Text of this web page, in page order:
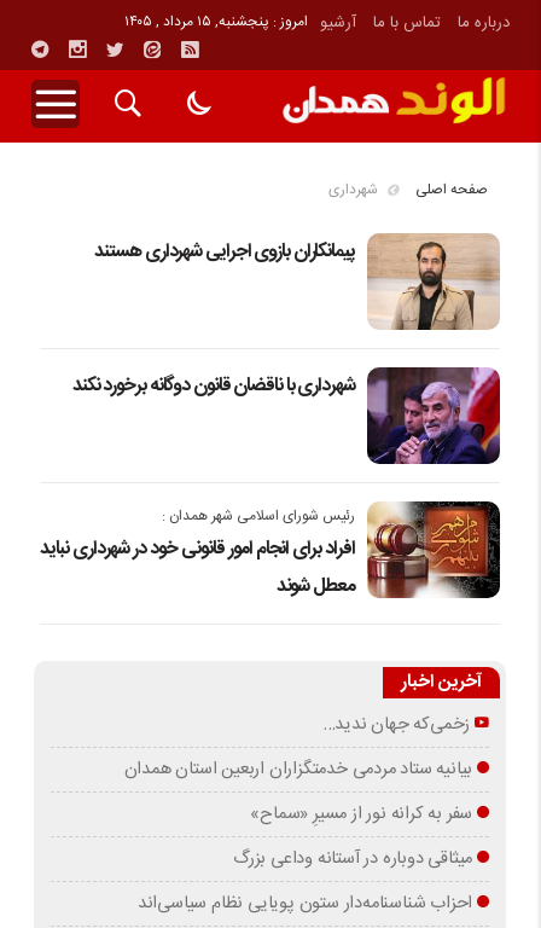
درباره ما تماس با ما آرشیو امروز : پنجشنبه, ۱۵ مرداد , ۱۴۰۵
صفحه اصلی شهرداری
پیمانکاران بازوی اجرایی شهرداری هستند
شهرداری با ناقضان قانون دوگانه برخورد نکند
رئیس شورای اسلامی شهر همدان :
افراد برای انجام امور قانونی خود در شهرداری نباید
معطل شوند
آخرین اخبار
زخمی‌که جهان ندید…
بیانیه ستاد مردمی خدمتگزاران اربعین استان همدان
سفر به کرانه‌ نور از مسیرِ «سماح»
میثاقی دوباره در آستانه‌ وداعی بزرگ
احزاب شناسنامه‌دار ستون پویایی نظام سیاسی‌اند